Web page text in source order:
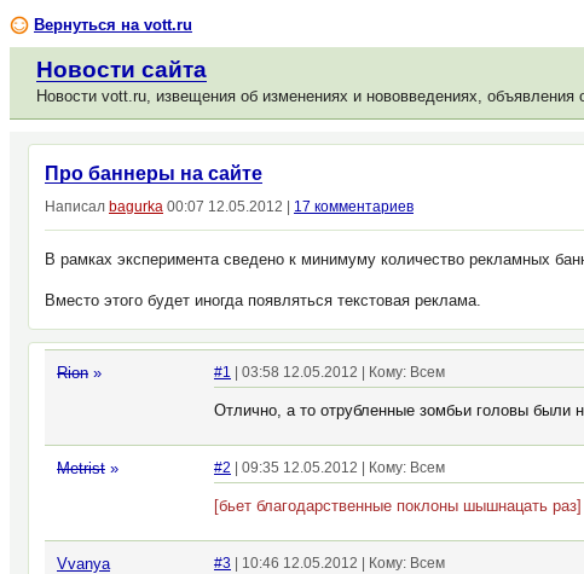
Вернуться на vott.ru
Новости сайта
Новости vott.ru, извещения об изменениях и нововведениях,
Про баннеры на сайте
Написал bagurka 00:07 12.05.2012 | 17 комментариев
В рамках эксперимента сведено к минимуму количество рекламных
Вместо этого будет иногда появляться текстовая реклама.
Rion » #1 | 03:58 12.05.2012 | Кому: Всем
Отлично, а то отрубленные зомбьи головы были
Metrist » #2 | 09:35 12.05.2012 | Кому: Всем
[бьет благодарственные поклоны шышнацать раз]
Vvanya #3 | 10:46 12.05.2012 | Кому: Всем